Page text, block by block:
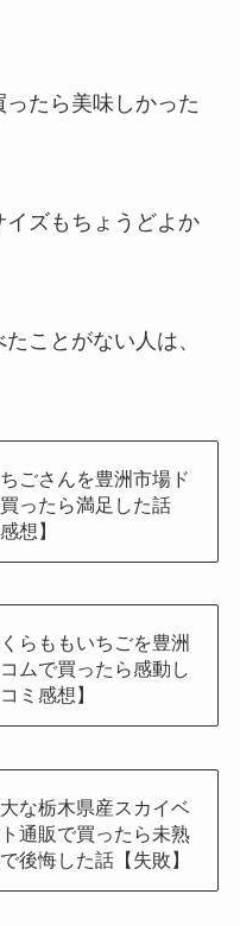
たら美味しかった
ズもちょうどよか
ことがない人は、
ごさんを豊洲市場ド
ったら満足した話
想】
らももいちごを豊洲
ムで買ったら感動し
ミ感想】
大な栃木県産スカイベ
通販で買ったら未熟
後悔した話【失敗】